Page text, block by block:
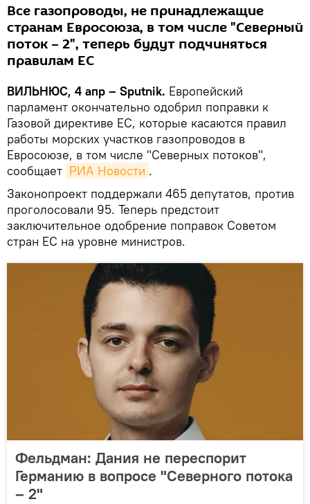
Все газопроводы, не принадлежащие
странам Евросоюза, в том числе "Северный
поток – 2", теперь будут подчиняться
правилам ЕС
ВИЛЬНЮС, 4 апр – Sputnik. Европейский
парламент окончательно одобрил поправки к
Газовой директиве ЕС, которые касаются правил
работы морских участков газопроводов в
Евросоюзе, в том числе "Северных потоков",
сообщает РИА Новости .
Законопроект поддержали 465 депутатов, против
проголосовали 95. Теперь предстоит
заключительное одобрение поправок Советом
стран ЕС на уровне министров.
Фельдман: Дания не переспорит
Германию в вопросе "Северного потока
– 2"